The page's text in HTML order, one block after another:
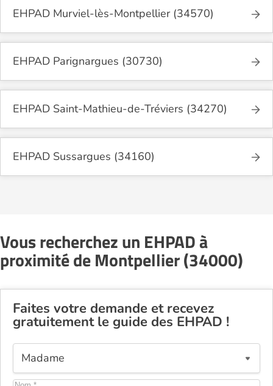
EHPAD Murviel-lès-Montpellier (34570)
EHPAD Parignargues (30730)
EHPAD Saint-Mathieu-de-Tréviers (34270)
EHPAD Sussargues (34160)
Vous recherchez un EHPAD à
proximité de Montpellier (34000)
Faites votre demande et recevez
gratuitement le guide des EHPAD !